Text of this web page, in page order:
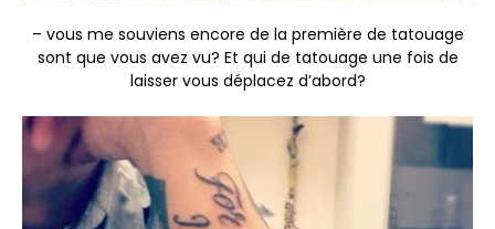
– vous me souviens encore de la première de tatouage
sont que vous avez vu? Et qui de tatouage une fois de
laisser vous déplacez d’abord?